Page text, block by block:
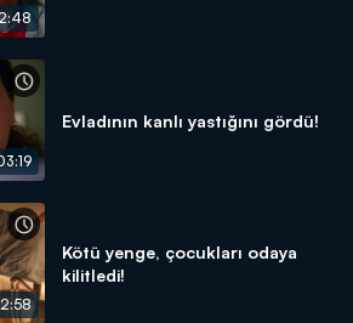
Evladının kanlı yastığını gördü!
Kötü yenge, çocukları odaya
kilitledi!